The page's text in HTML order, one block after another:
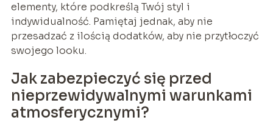
elementy, które podkreślą Twój styl i
indywidualność. Pamiętaj jednak, aby nie
przesadzać z ilością dodatków, aby nie przytłoczyć
swojego looku.
Jak zabezpieczyć się przed
nieprzewidywalnymi warunkami
atmosferycznymi?